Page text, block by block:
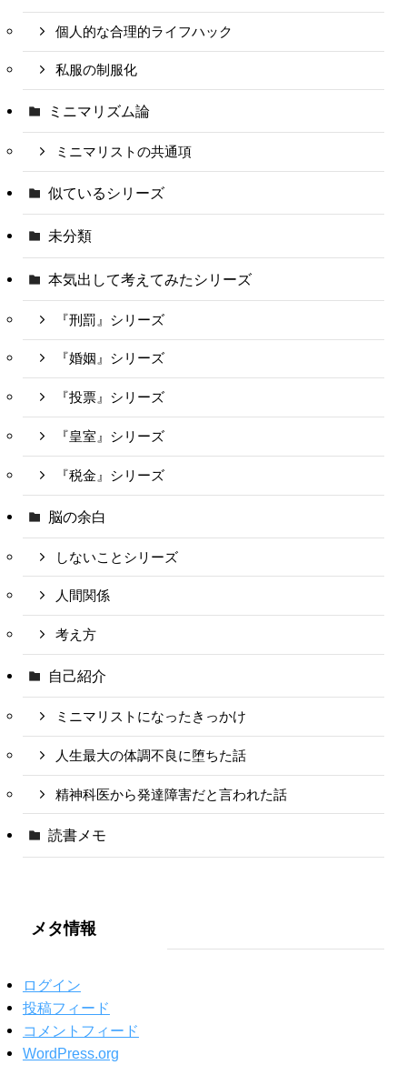
個人的な合理的ライフハック
私服の制服化
ミニマリズム論
ミニマリストの共通項
似ているシリーズ
未分類
本気出して考えてみたシリーズ
『刑罰』シリーズ
『婚姻』シリーズ
『投票』シリーズ
『皇室』シリーズ
『税金』シリーズ
脳の余白
しないことシリーズ
人間関係
考え方
自己紹介
ミニマリストになったきっかけ
人生最大の体調不良に堕ちた話
精神科医から発達障害だと言われた話
読書メモ
メタ情報
ログイン
投稿フィード
コメントフィード
WordPress.org